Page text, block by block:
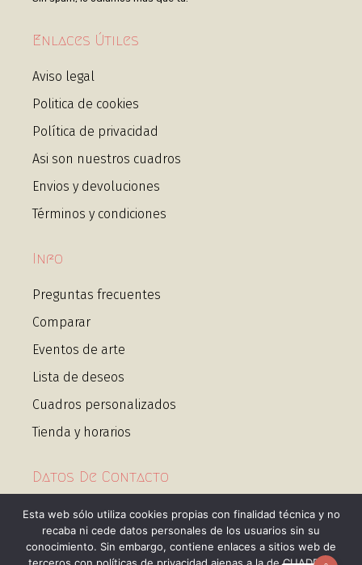
Enlaces Útiles
Aviso legal
Politica de cookies
Política de privacidad
Asi son nuestros cuadros
Envios y devoluciones
Términos y condiciones
Info
Preguntas frecuentes
Comparar
Eventos de arte
Lista de deseos
Cuadros personalizados
Tienda y horarios
Datos De Contacto
Calle Gongora 1, 28610, Villamanta, Madrid
info@cuadrosguapos.com
Esta web sólo utiliza cookies propias con finalidad técnica y no
recaba ni cede datos personales de los usuarios sin su
conocimiento. Sin embargo, contiene enlaces a sitios web de